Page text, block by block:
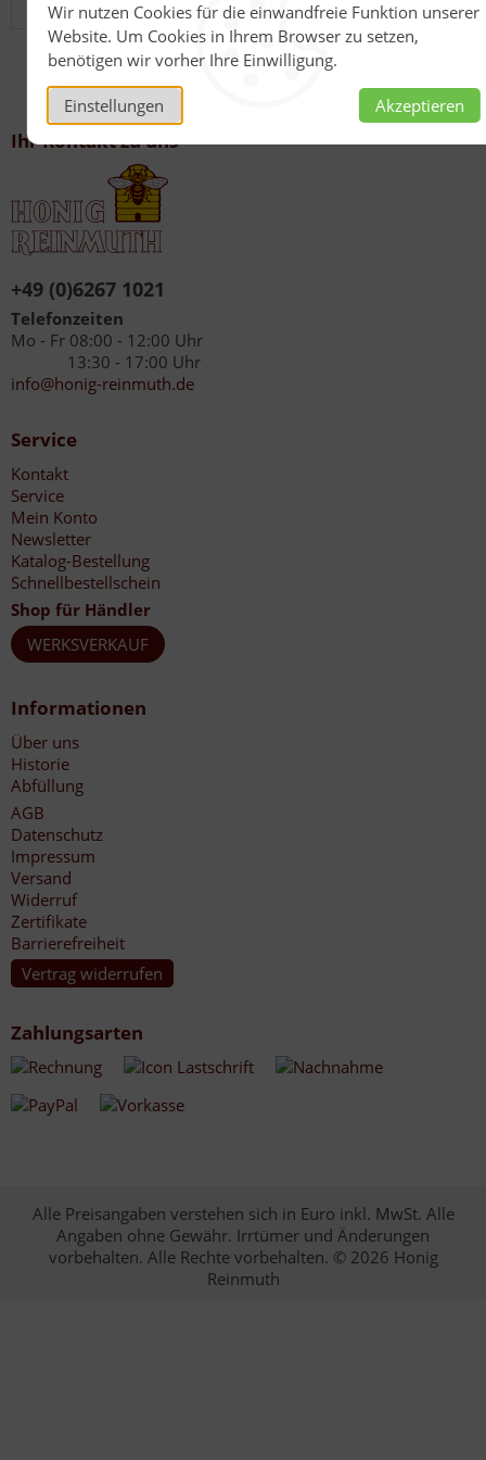
Wir nutzen Cookies für die einwandfreie Funktion unserer
Website. Um Cookies in Ihrem Browser zu setzen,
benötigen wir vorher Ihre Einwilligung.
Einstellungen Akzeptieren
Ihr Kontakt zu uns
+49 (0)6267 1021
Telefonzeiten
Mo - Fr 08:00 - 12:00 Uhr
13:30 - 17:00 Uhr
info@honig-reinmuth.de
Service
Kontakt
Service
Mein Konto
Newsletter
Katalog-Bestellung
Schnellbestellschein
Shop für Händler
WERKSVERKAUF
Informationen
Über uns
Historie
Abfüllung
AGB
Datenschutz
Impressum
Versand
Widerruf
Zertifikate
Barrierefreiheit
Vertrag widerrufen
Zahlungsarten
Alle Preisangaben verstehen sich in Euro inkl. MwSt. Alle
Angaben ohne Gewähr. Irrtümer und Änderungen
vorbehalten. Alle Rechte vorbehalten. © 2026 Honig
Reinmuth